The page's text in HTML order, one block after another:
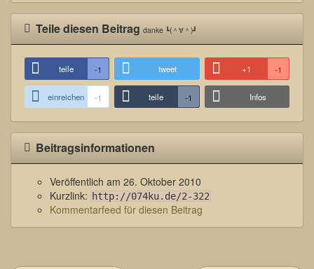
Teile diesen Beitragdanke ┗(＾∀＾)┛
teile -1 tweet +1 -1
einreichen -1 teile -1 Infos
Beitragsinformationen
Veröffentlich am 26. Oktober 2010
Kurzlink: http://074ku.de/2-322
Kommentarfeed für diesen Beitrag